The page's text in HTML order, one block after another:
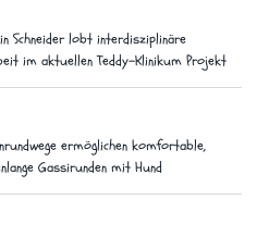
Schneider lobt interdisziplinäre
im aktuellen Teddy-Klinikum Projekt
ermöglichen komfortable,
Gassirunden mit Hund